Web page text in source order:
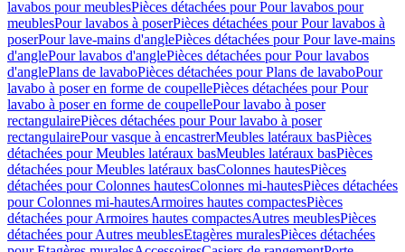
lavabos pour meublesPièces détachées pour Pour lavabos pour
meublesPour lavabos à poserPièces détachées pour Pour lavabos à
poserPour lave-mains d'anglePièces détachées pour Pour lave-mains
d'anglePour lavabos d'anglePièces détachées pour Pour lavabos
d'anglePlans de lavaboPièces détachées pour Plans de lavaboPour
lavabo à poser en forme de coupellePièces détachées pour Pour
lavabo à poser en forme de coupellePour lavabo à poser
rectangulairePièces détachées pour Pour lavabo à poser
rectangulairePour vasque à encastrerMeubles latéraux basPièces
détachées pour Meubles latéraux basMeubles latéraux basPièces
détachées pour Meubles latéraux basColonnes hautesPièces
détachées pour Colonnes hautesColonnes mi-hautesPièces détachées
pour Colonnes mi-hautesArmoires hautes compactesPièces
détachées pour Armoires hautes compactesAutres meublesPièces
détachées pour Autres meublesEtagères muralesPièces détachées